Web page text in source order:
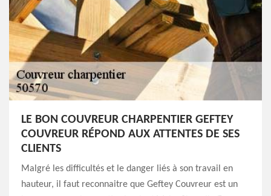
LE BON COUVREUR CHARPENTIER GEFTEY
COUVREUR RÉPOND AUX ATTENTES DE SES
CLIENTS
Malgré les difficultés et le danger liés à son travail en
hauteur, il faut reconnaitre que Geftey Couvreur est un